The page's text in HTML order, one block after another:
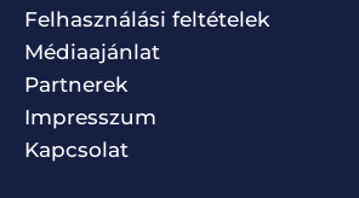
Felhasználási feltételek
Médiaajánlat
Partnerek
Impresszum
Kapcsolat